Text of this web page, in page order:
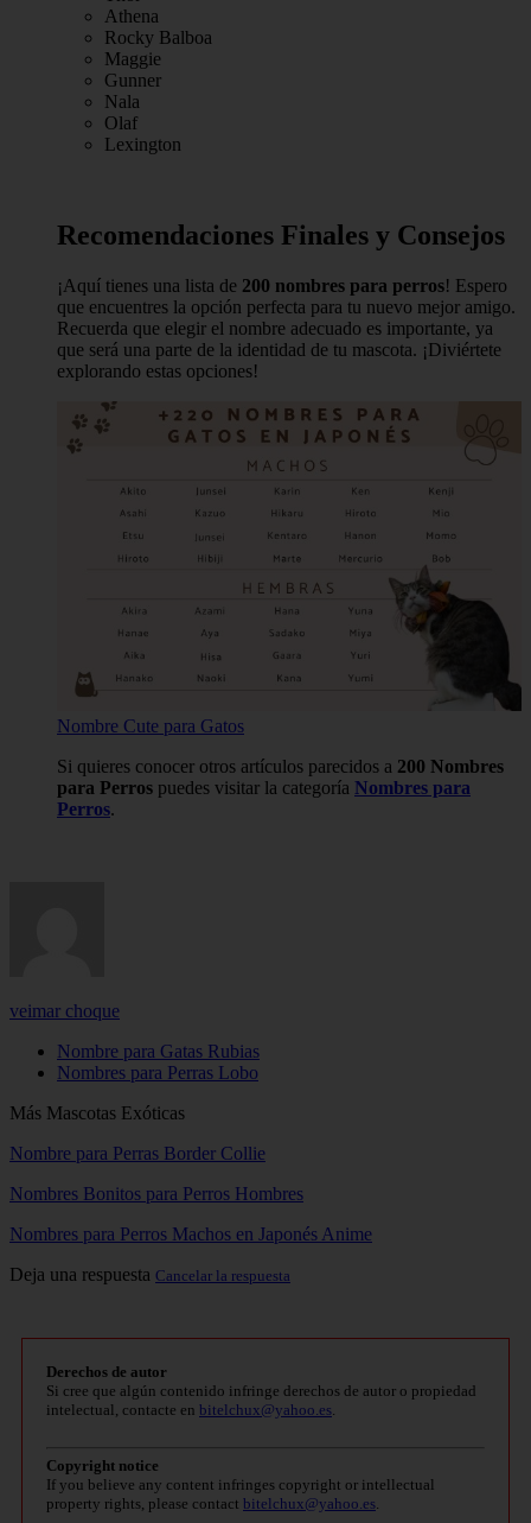
Athena
Rocky Balboa
Maggie
Gunner
Nala
Olaf
Lexington
Recomendaciones Finales y Consejos
¡Aquí tienes una lista de 200 nombres para perros! Espero
que encuentres la opción perfecta para tu nuevo mejor amigo.
Recuerda que elegir el nombre adecuado es importante, ya
que será una parte de la identidad de tu mascota. ¡Diviértete
explorando estas opciones!
Nombre Cute para Gatos
Si quieres conocer otros artículos parecidos a 200 Nombres
para Perros puedes visitar la categoría Nombres para
Perros.
veimar choque
Nombre para Gatas Rubias
Nombres para Perras Lobo
Más Mascotas Exóticas
Nombre para Perras Border Collie
Nombres Bonitos para Perros Hombres
Nombres para Perros Machos en Japonés Anime
Deja una respuesta Cancelar la respuesta
Derechos de autor
Si cree que algún contenido infringe derechos de autor o propiedad
intelectual, contacte en bitelchux@yahoo.es.
Copyright notice
If you believe any content infringes copyright or intellectual
property rights, please contact bitelchux@yahoo.es.